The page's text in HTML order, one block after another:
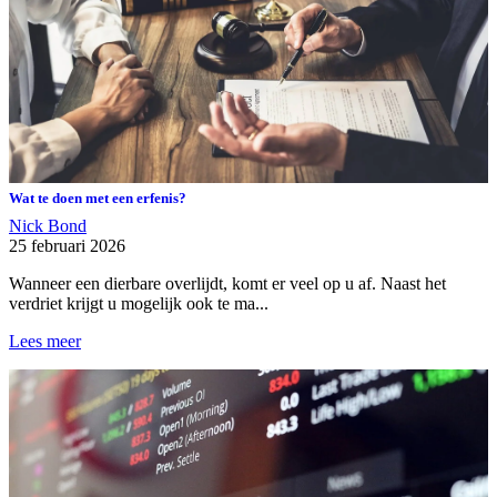
Wat te doen met een erfenis?
Nick Bond
25 februari 2026
Wanneer een dierbare overlijdt, komt er veel op u af. Naast het
verdriet krijgt u mogelijk ook te ma...
Lees meer